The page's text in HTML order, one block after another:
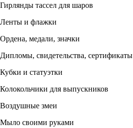
Гирлянды тассел для шаров
Ленты и флажки
Ордена, медали, значки
Дипломы, свидетельства, сертификаты
Кубки и статуэтки
Колокольчики для выпускников
Воздушные змеи
Мыло своими руками